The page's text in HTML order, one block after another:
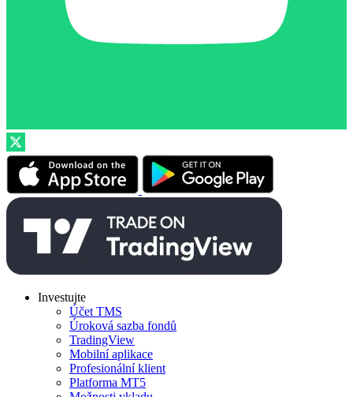
Investujte
Účet TMS
Úroková sazba fondů
TradingView
Mobilní aplikace
Profesionální klient
Platforma MT5